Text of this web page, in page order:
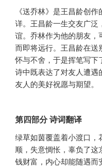
《送乔林》是王昌龄创
详。王昌龄一生交友广
谊。乔林作为他的朋友
而即将远行。王昌龄在送
怀与不舍，于是挥笔写下
诗中既表达了对友人遭
友人的美好祝愿与期望。
第四部分 诗词翻译
绿草如茵覆盖着小渡口，
顺，失意惆怅，辜负了
钱财富，内心却能随遇而